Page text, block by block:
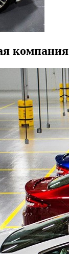
компания